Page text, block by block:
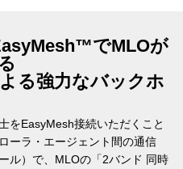
でMLOが
る強力なバックホ
をEasyMesh接続いただくこと
ーラ・エージェント間の通信
ール）で、MLOの「2バンド 同時